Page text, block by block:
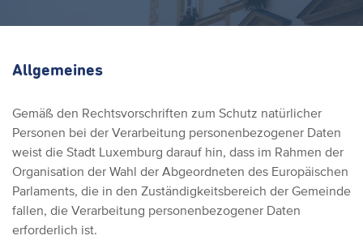
Allgemeines
Gemäß den Rechtsvorschriften zum Schutz natürlicher
Personen bei der Verarbeitung personenbezogener Daten
weist die Stadt Luxemburg darauf hin, dass im Rahmen der
Organisation der Wahl der Abgeordneten des Europäischen
Parlaments, die in den Zuständigkeitsbereich der Gemeinde
fallen, die Verarbeitung personenbezogener Daten
erforderlich ist.